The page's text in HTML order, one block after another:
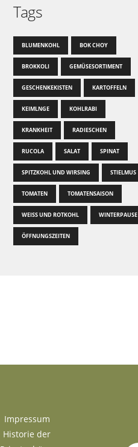
Tags
BLUMENKOHL BOK CHOY
BROKKOLI GEMÜSESORTIMENT
GESCHENKEKISTEN KARTOFFELN
KEIMLNGE KOHLRABI
KRANKHEIT RADIESCHEN
RUCOLA SALAT SPINAT
SPITZKOHL UND WIRSING STIELMUS
TOMATEN TOMATENSAISON
WEISS UND ROTKOHL WINTERPAUSE
ÖFFNUNGSZEITEN
Impressum
Historie der